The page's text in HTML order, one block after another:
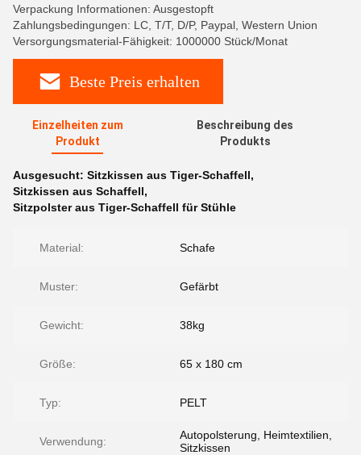
Verpackung Informationen: Ausgestopft
Zahlungsbedingungen: LC, T/T, D/P, Paypal, Western Union
Versorgungsmaterial-Fähigkeit: 1000000 Stück/Monat
Beste Preis erhalten
Einzelheiten zum
Produkt
Beschreibung des
Produkts
Ausgesucht: Sitzkissen aus Tiger-Schaffell,
Sitzkissen aus Schaffell,
Sitzpolster aus Tiger-Schaffell für Stühle
Material: Schafe
Muster: Gefärbt
Gewicht: 38kg
Größe: 65 x 180 cm
Typ: PELT
Verwendung:
Autopolsterung, Heimtextilien,
Sitzkissen